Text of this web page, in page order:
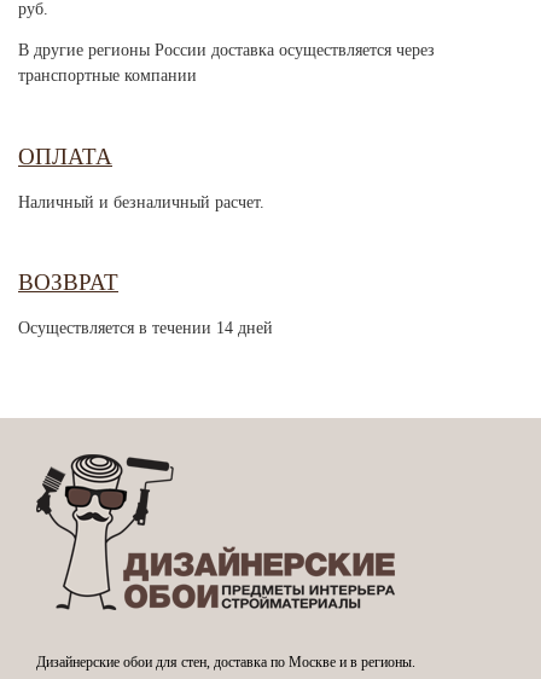
руб.
В другие регионы России доставка осуществляется через
транспортные компании
ОПЛАТА
Наличный и безналичный расчет.
ВОЗВРАТ
Осуществляется в течении 14 дней
Дизайнерские обои для стен, доставка по Москве и в регионы.